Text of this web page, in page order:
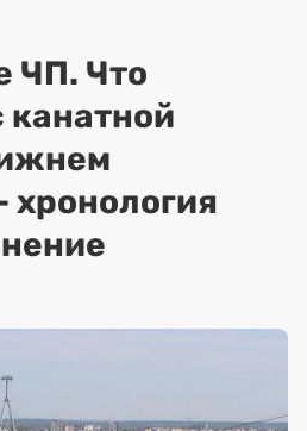
ЧП. Что
канатной
хронология